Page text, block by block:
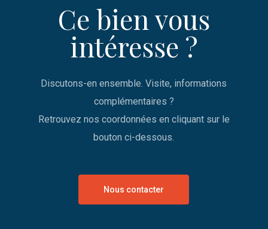
Ce bien vous
intéresse ?
Discutons-en ensemble. Visite, informations
complémentaires ?
Retrouvez nos coordonnées en cliquant sur le
bouton ci-dessous.
Nous contacter